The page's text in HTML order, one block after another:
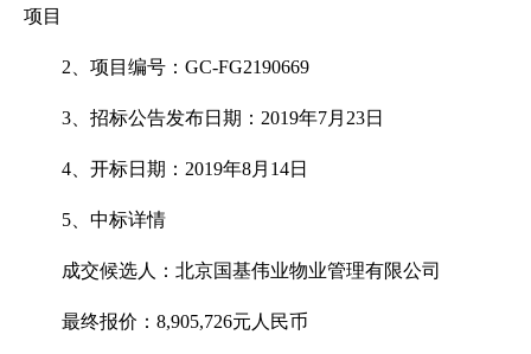
项目
2、项目编号：GC-FG2190669
3、招标公告发布日期：2019年7月23日
4、开标日期：2019年8月14日
5、中标详情
成交候选人：北京国基伟业物业管理有限公司
最终报价：8,905,726元人民币